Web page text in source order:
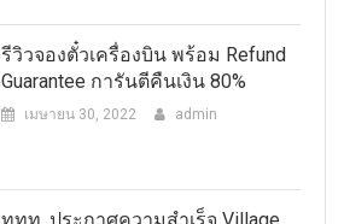
รีวิวจองตั๋วเครื่องบิน พร้อม Refund
Guarantee การันตีคืนเงิน 80%
เมษายน 30, 2022 admin